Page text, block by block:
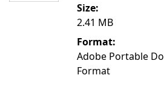
Size:
2.41 MB
Format:
Adobe Portable
Format